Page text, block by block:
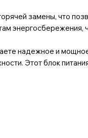
замены, что
надежное и
Этот блок